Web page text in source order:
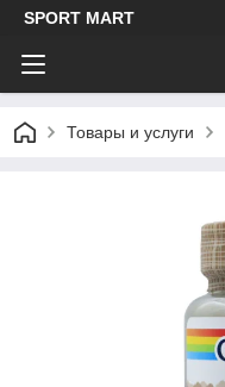
SPORT MART
Товары и услуги